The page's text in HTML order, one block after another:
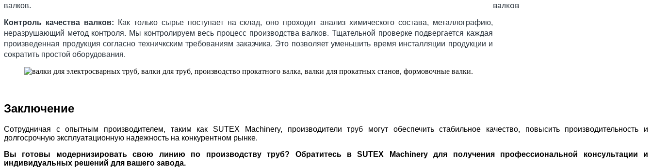
валков.
Контроль качества валков: Как только сырье поступает на склад, оно проходит анализ химического состава, металлографию,
неразрушающий метод контроля. Мы контролируем весь процесс производства валков. Тщательной проверке подвергается каждая
произведенная продукция согласно техничкским требованиям заказчика. Это позволяет уменьшить время инсталляции продукции и
сократить простой оборудования.
Заключение
Сотрудничая с опытным производителем, таким как SUTEX Machinery, производители труб могут обеспечить стабильное качество, повысить производительность и
долгосрочную эксплуатационную надежность на конкурентном рынке.
Вы готовы модернизировать свою линию по производству труб? Обратитесь в SUTEX Machinery для получения профессиональной консультации и
индивидуальных решений для вашего завода.